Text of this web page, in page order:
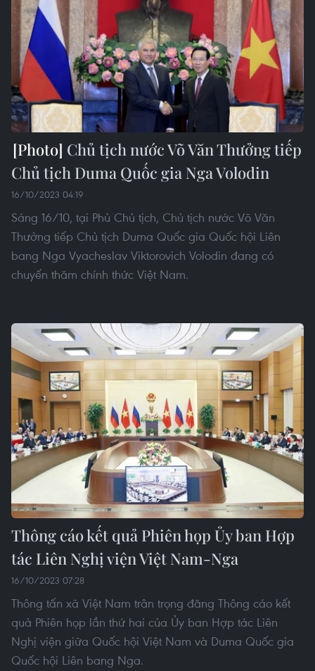
Chủ tịch nước Võ Văn Thưởng tiếp
Chủ tịch Duma Quốc gia Nga Volodin
16/10/2023 04:19
Sáng 16/10, tại Phủ Chủ tịch, Chủ tịch nước Võ Văn
Thưởng tiếp Chủ tịch Duma Quốc gia Quốc hội Liên
bang Nga Vyacheslav Viktorovich Volodin đang có
chuyến thăm chính thức Việt Nam.
Thông cáo kết quả Phiên họp Ủy ban Hợp
tác Liên Nghị viện Việt Nam-Nga
16/10/2023 07:28
Thông tấn xã Việt Nam trân trọng đăng Thông cáo kết
quả Phiên họp lần thứ hai của Ủy ban Hợp tác Liên
Nghị viện giữa Quốc hội Việt Nam và Duma Quốc gia
Quốc hội Liên bang Nga.